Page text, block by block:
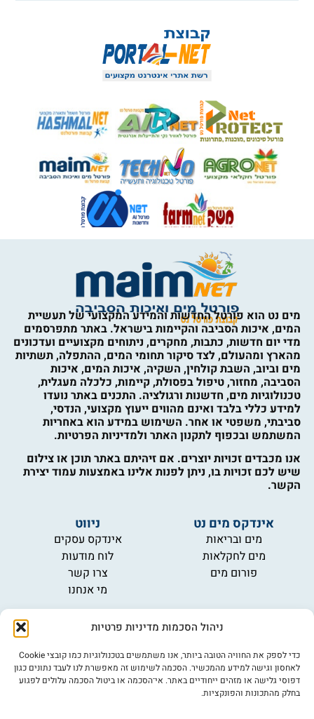
ניהול הסכמות מדיניות פרטיות
כדי לספק את החוויה הטובה ביותר, אנו משתמשים בטכנולוגיות כמו קובצי Cookie
לאחסון וגישה למידע מהמכשיר. הסכמה לשימוש זה מאפשרת לנו לעבד נתונים כגון
דפוסי גלישה או מזהים ייחודיים באתר. אי־הסכמה או ביטול הסכמה עלולים לפגוע
בחלק מהתכונות והפונקציות.
מים נט הוא פורטל החדשות והמידע המקצועי של תעשיית
המים, איכות הסביבה והקיימות בישראל. באתר מתפרסמים
מדי יום חדשות, כתבות, מחקרים, ניתוחים מקצועיים ועדכונים
מהארץ ומהעולם, לצד סיקור תחומי המים, ההתפלה, תשתיות
מים וביוב, השבת קולחין, השקיה, איכות המים, איכות
הסביבה, מחזור, טיפול בפסולת, קיימות, כלכלה מעגלית,
טכנולוגיות מים, חדשנות ורגולציה. התכנים באתר נועדו
למידע כללי בלבד ואינם מהווים ייעוץ מקצועי, הנדסי,
סביבתי, משפטי או אחר. השימוש במידע הוא באחריות
המשתמש ובכפוף לתקנון האתר ולמדיניות הפרטיות.
אנו מכבדים זכויות יוצרים. אם זיהיתם באתר תוכן או צילום
שיש לכם זכויות בו, ניתן לפנות אלינו באמצעות עמוד יצירת
הקשר.
אינדקס מים נט
מים ובריאות
מים לחקלאות
פורום מים
ניווט
אינדקס עסקים
לוח מודעות
צרו קשר
מי אנחנו
מידע
תקנון
הרשמה לניוזלטר
פרסמו אצלנו
הצהרת נגישות